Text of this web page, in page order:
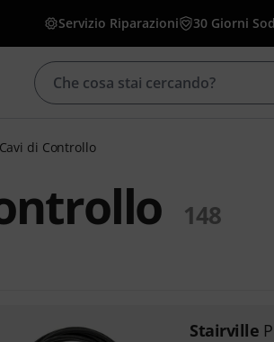
Servizio Riparazioni 30 Giorni
di Controllo
148
Stairville